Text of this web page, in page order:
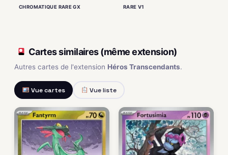
CHROMATIQUE RARE GX RARE V1
Cartes similaires (même extension)
Autres cartes de l'extension Héros Transcendants.
Vue cartes Vue liste